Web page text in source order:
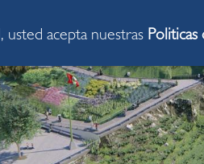
acepta nuestras Politicas